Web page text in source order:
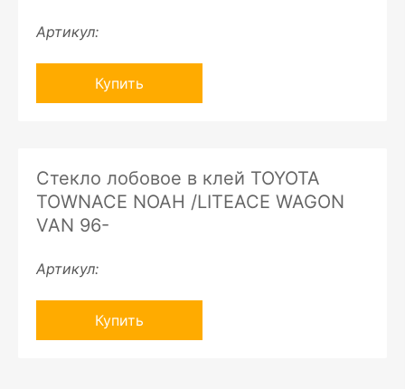
Артикул:
Купить
Стекло лобовое в клей TOYOTA
TOWNACE NOAH /LITEACE WAGON
VAN 96-
Артикул:
Купить